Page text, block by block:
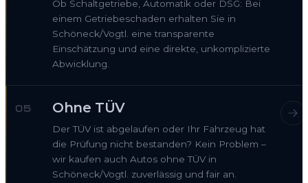
Ob Schaltgetriebe, Automatik oder DSG: Bei
einem Getriebeschaden erhalten Sie in
Schöneck/Vogtl. eine transparente
Einschätzung und eine direkte, unkomplizierte
Abwicklung.
05 Ohne TÜV
Der TÜV ist abgelaufen oder Ihr Fahrzeug hat
die Prüfung nicht bestanden? Kein Problem –
wir kaufen auch Autos ohne TÜV in
Schöneck/Vogtl. zuverlässig und fair an.